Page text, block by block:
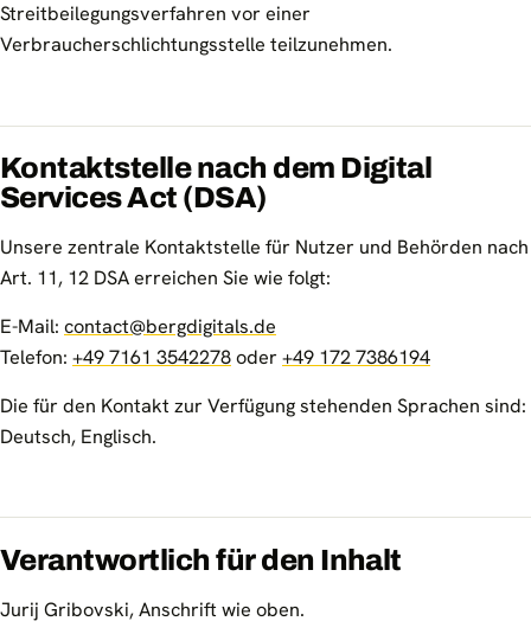
Streitbeilegungsverfahren vor einer
Verbraucherschlichtungsstelle teilzunehmen.
Kontaktstelle nach dem Digital
Services Act (DSA)
Unsere zentrale Kontaktstelle für Nutzer und Behörden nach
Art. 11, 12 DSA erreichen Sie wie folgt:
E-Mail: contact@bergdigitals.de
Telefon: +49 7161 3542278oder+49 172 7386194
Die für den Kontakt zur Verfügung stehenden Sprachen sind:
Deutsch, Englisch.
Verantwortlich für den Inhalt
Jurij Gribovski, Anschrift wie oben.